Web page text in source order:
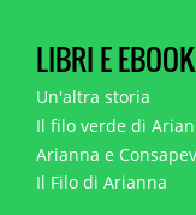
LIBRI E EBOOK
Un'altra storia
Il filo verde di
Arianna e
Il Filo di Arianna